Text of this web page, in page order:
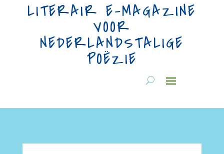
LITERAIR E-MAGAZINE
VOOR
NEDERLANDSTALIGE
POËZIE